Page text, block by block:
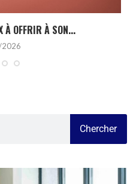
À OFFRIR À SON...
Chercher